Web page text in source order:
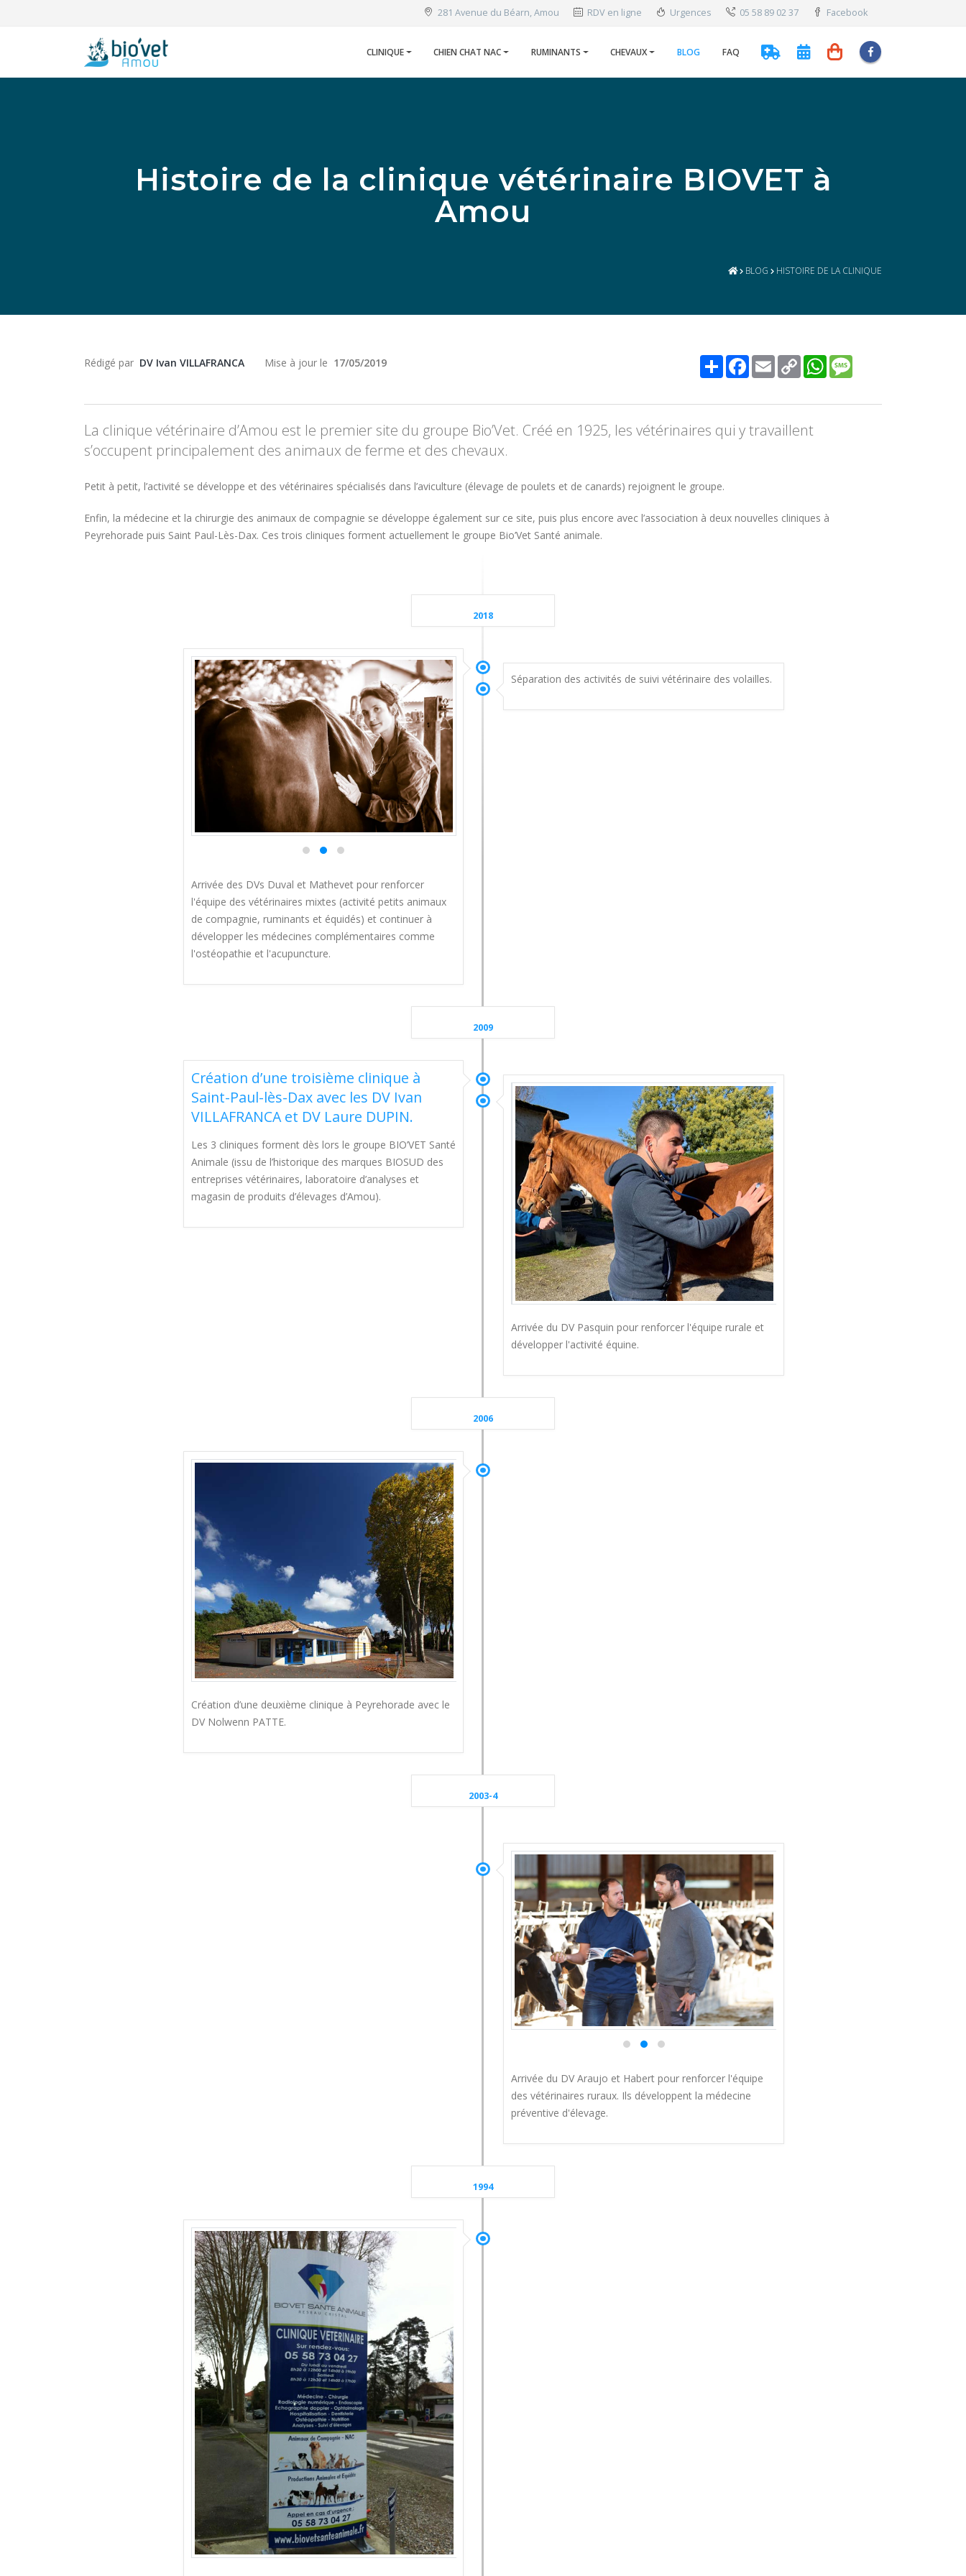
281 Avenue du Béarn, Amou RDV en ligne Urgences 05 58 89 02 37 Facebook
CLINIQUE CHIEN CHAT NAC RUMINANTS CHEVAUX BLOG FAQ
Histoire de la clinique vétérinaire BIOVET à
Amou
BLOG HISTOIRE DE LA CLINIQUE
Rédigé par DV Ivan VILLAFRANCA Mise à jour le 17/05/2019 Share Facebook
Email Copy
Link
WhatsApp
La clinique vétérinaire d’Amou est le premier site du groupe Bio’Vet. Créé en 1925, les vétérinaires qui y travaillent
s’occupent principalement des animaux de ferme et des chevaux.
Petit à petit, l’activité se développe et des vétérinaires spécialisés dans l’aviculture (élevage de poulets et de canards) rejoignent le groupe.
Enfin, la médecine et la chirurgie des animaux de compagnie se développe également sur ce site, puis plus encore avec l’association à deux nouvelles cliniques à
Peyrehorade puis Saint Paul-Lès-Dax. Ces trois cliniques forment actuellement le groupe Bio’Vet Santé animale.
2018
Arrivée des DVs Duval et Mathevet pour renforcer
l'équipe des vétérinaires mixtes (activité petits animaux
de compagnie, ruminants et équidés) et continuer à
développer les médecines complémentaires comme
l'ostéopathie et l'acupuncture.
Séparation des activités de suivi vétérinaire des volailles.
2009
Création d’une troisième clinique à
Saint-Paul-lès-Dax avec les DV Ivan
VILLAFRANCA et DV Laure DUPIN.
Les 3 cliniques forment dès lors le groupe BIO’VET Santé
Animale (issu de l’historique des marques BIOSUD des
entreprises vétérinaires, laboratoire d’analyses et
magasin de produits d’élevages d’Amou).
Arrivée du DV Pasquin pour renforcer l'équipe rurale et
développer l'activité équine.
2006
Création d’une deuxième clinique à Peyrehorade avec le
DV Nolwenn PATTE.
2003-4
Arrivée du DV Araujo et Habert pour renforcer l'équipe
des vétérinaires ruraux. Ils développent la médecine
préventive d'élevage.
1994